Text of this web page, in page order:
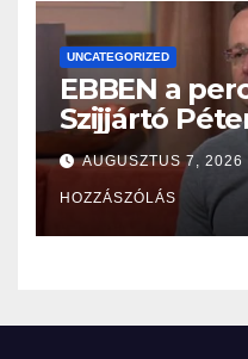
UNCATEGORIZED
EBBEN a
Szijjártó
Budapesti
miután…
AUGUSZTUS 7, 2026
HOZZÁSZÓLÁS